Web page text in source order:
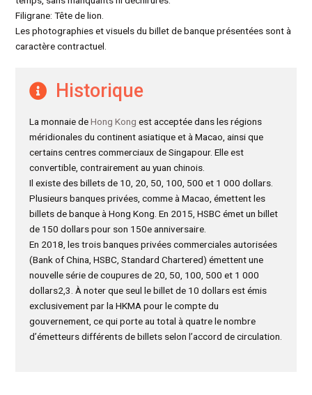
Filigrane: Tête de lion.
Les photographies et visuels du billet de banque présentées sont à
caractère contractuel.
Historique
La monnaie deHong Kong est acceptée dans les régions
méridionales du continent asiatique et à Macao, ainsi que
certains centres commerciaux de Singapour. Elle est
convertible, contrairement au yuan chinois.
Il existe des billets de 10, 20, 50, 100, 500 et 1 000 dollars.
Plusieurs banques privées, comme à Macao, émettent les
billets de banque à Hong Kong. En 2015, HSBC émet un billet
de 150 dollars pour son 150e anniversaire.
En 2018, les trois banques privées commerciales autorisées
(Bank of China, HSBC, Standard Chartered) émettent une
nouvelle série de coupures de 20, 50, 100, 500 et 1 000
dollars2,3. À noter que seul le billet de 10 dollars est émis
exclusivement par la HKMA pour le compte du
gouvernement, ce qui porte au total à quatre le nombre
d’émetteurs différents de billets selon l’accord de circulation.